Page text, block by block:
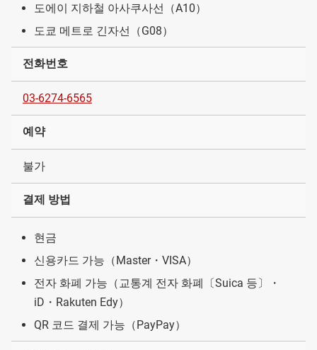
도에이 지하철 아사쿠사선（A10）
도쿄 메트로 긴자선（G08）
전화번호
03-6274-6565
예약
불가
결제 방법
현금
신용카드 가능（Master・VISA）
전자 화폐 가능（교통계 전자 화폐〔Suica 등〕・
iD・Rakuten Edy）
QR 코드 결제 가능（PayPay）